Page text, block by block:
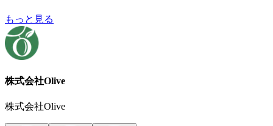
もっと見る
株式会社Olive
株式会社Olive